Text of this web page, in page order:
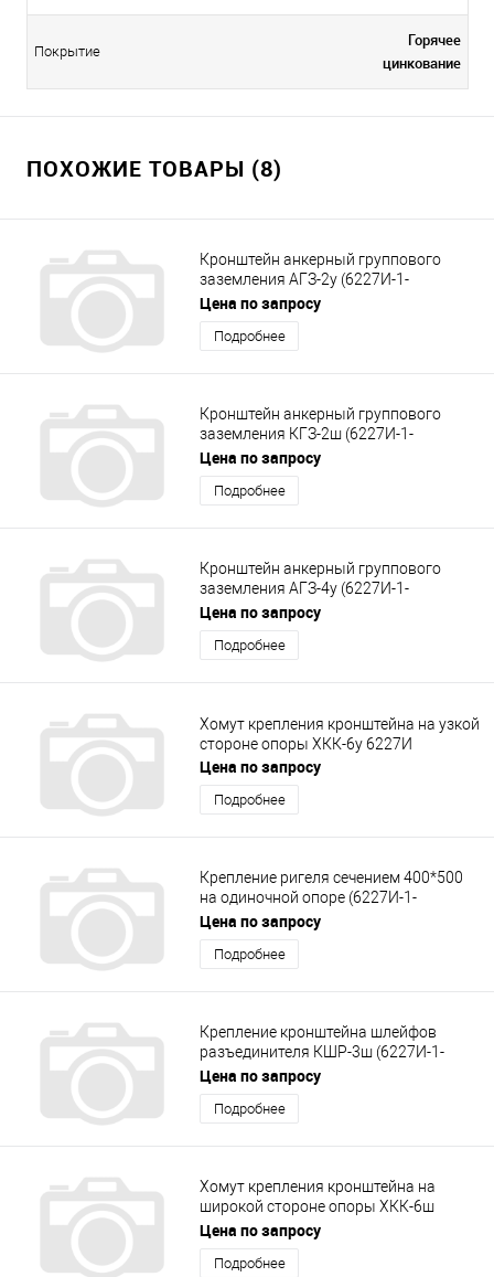
Покрытие
Горячее
цинкование
ПОХОЖИЕ ТОВАРЫ (8)
Кронштейн анкерный группового
заземления АГЗ-2у (6227И-1-
4.23.0.0.00-01)
Цена по запросу
Подробнее
Кронштейн анкерный группового
заземления КГЗ-2ш (6227И-1-
4.15.0.0.00-01)
Цена по запросу
Подробнее
Кронштейн анкерный группового
заземления АГЗ-4у (6227И-1-
4..23.0.0.00-03)
Цена по запросу
Подробнее
Хомут крепления кронштейна на узкой
стороне опоры ХКК-6у 6227И
Цена по запросу
Подробнее
Крепление ригеля сечением 400*500
на одиночной опоре (6227И-1-
1.1.0.0.00)
Цена по запросу
Подробнее
Крепление кронштейна шлейфов
разъединителя КШР-3ш (6227И-1-
4.22.0.0.00-02)
Цена по запросу
Подробнее
Хомут крепления кронштейна на
широкой стороне опоры ХКК-6ш
6227И
Цена по запросу
Подробнее